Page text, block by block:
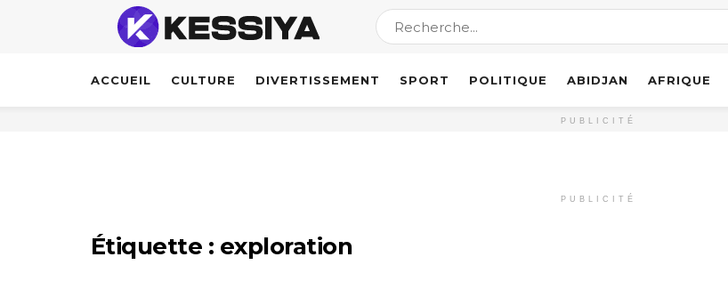
ACCUEIL CULTURE DIVERTISSEMENT SPORT POLITIQUE ABIDJAN AFRIQUE
PUBLICITÉ
PUBLICITÉ
Étiquette : exploration